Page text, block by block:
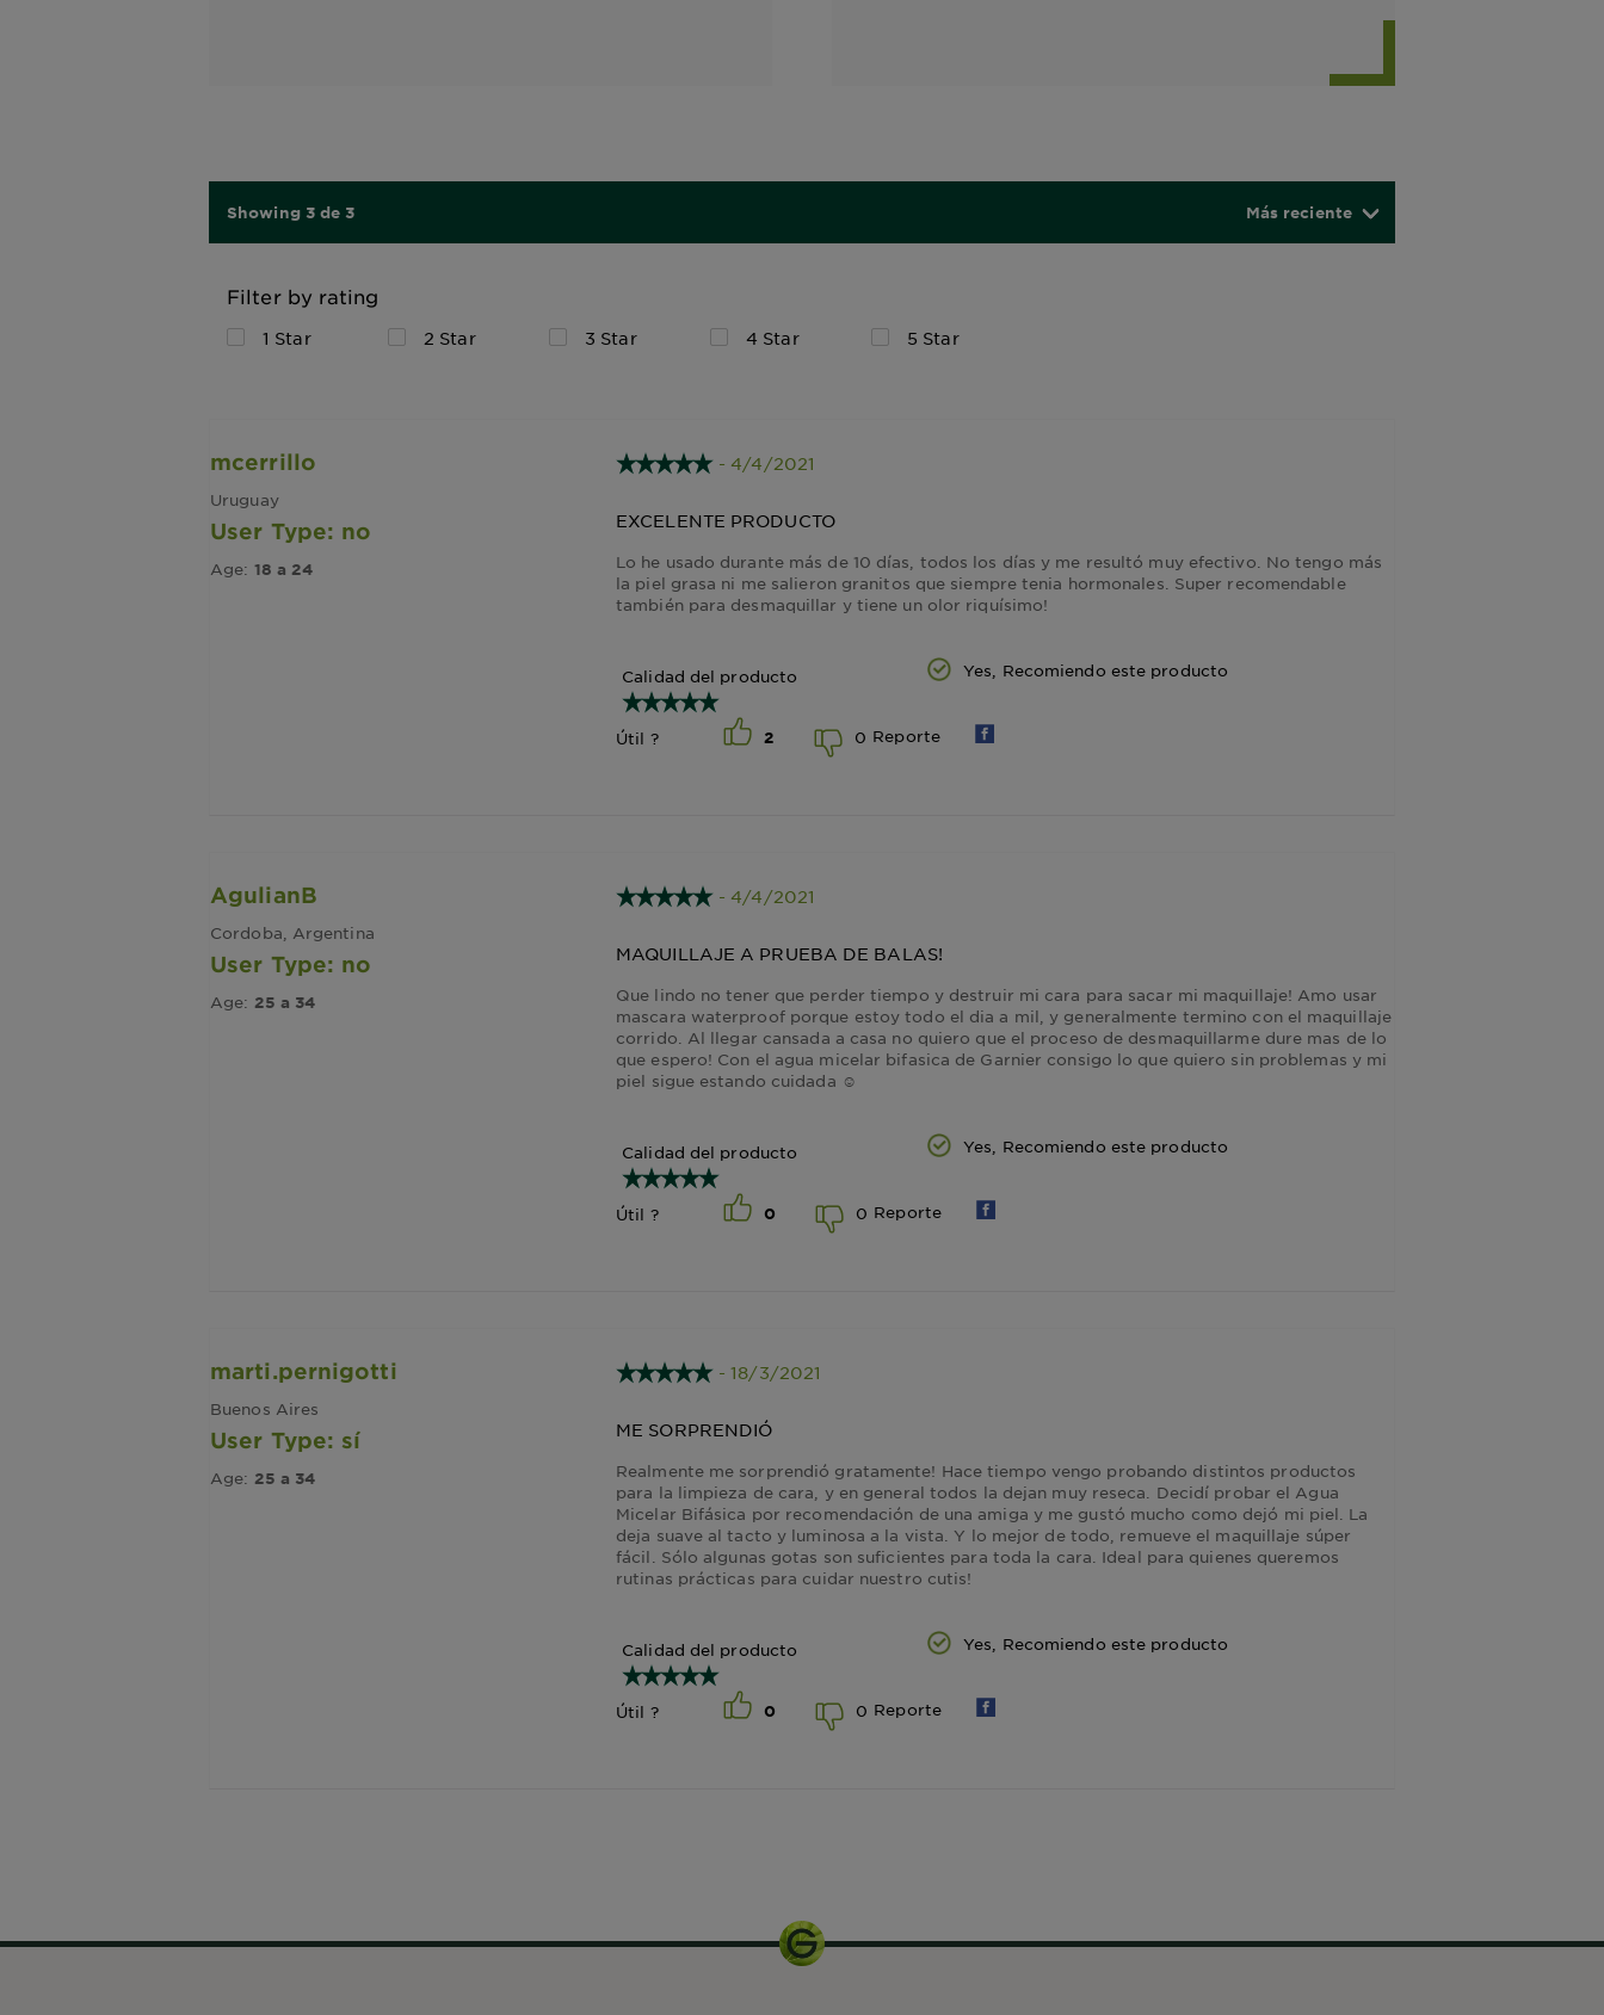
Showing 3 de 3 Más reciente
Filter by rating
1 Star 2 Star 3 Star 4 Star 5 Star
mcerrillo
Uruguay
User Type: no
Age: 18 a 24
- 4/4/2021
EXCELENTE PRODUCTO
Lo he usado durante más de 10 días, todos los días y me resultó muy efectivo. No tengo más
la piel grasa ni me salieron granitos que siempre tenia hormonales. Super recomendable
también para desmaquillar y tiene un olor riquísimo!
Calidad del producto Yes, Recomiendo este producto
Útil ? 2 0 Reporte
AgulianB
Cordoba, Argentina
User Type: no
Age: 25 a 34
- 4/4/2021
MAQUILLAJE A PRUEBA DE BALAS!
Que lindo no tener que perder tiempo y destruir mi cara para sacar mi maquillaje! Amo usar
mascara waterproof porque estoy todo el dia a mil, y generalmente termino con el maquillaje
corrido. Al llegar cansada a casa no quiero que el proceso de desmaquillarme dure mas de lo
que espero! Con el agua micelar bifasica de Garnier consigo lo que quiero sin problemas y mi
piel sigue estando cuidada ☺️
Calidad del producto Yes, Recomiendo este producto
Útil ? 0 0 Reporte
marti.pernigotti
Buenos Aires
User Type: sí
Age: 25 a 34
- 18/3/2021
ME SORPRENDIÓ
Realmente me sorprendió gratamente! Hace tiempo vengo probando distintos productos
para la limpieza de cara, y en general todos la dejan muy reseca. Decidí probar el Agua
Micelar Bifásica por recomendación de una amiga y me gustó mucho como dejó mi piel. La
deja suave al tacto y luminosa a la vista. Y lo mejor de todo, remueve el maquillaje súper
fácil. Sólo algunas gotas son suficientes para toda la cara. Ideal para quienes queremos
rutinas prácticas para cuidar nuestro cutis!
Calidad del producto Yes, Recomiendo este producto
Útil ? 0 0 Reporte